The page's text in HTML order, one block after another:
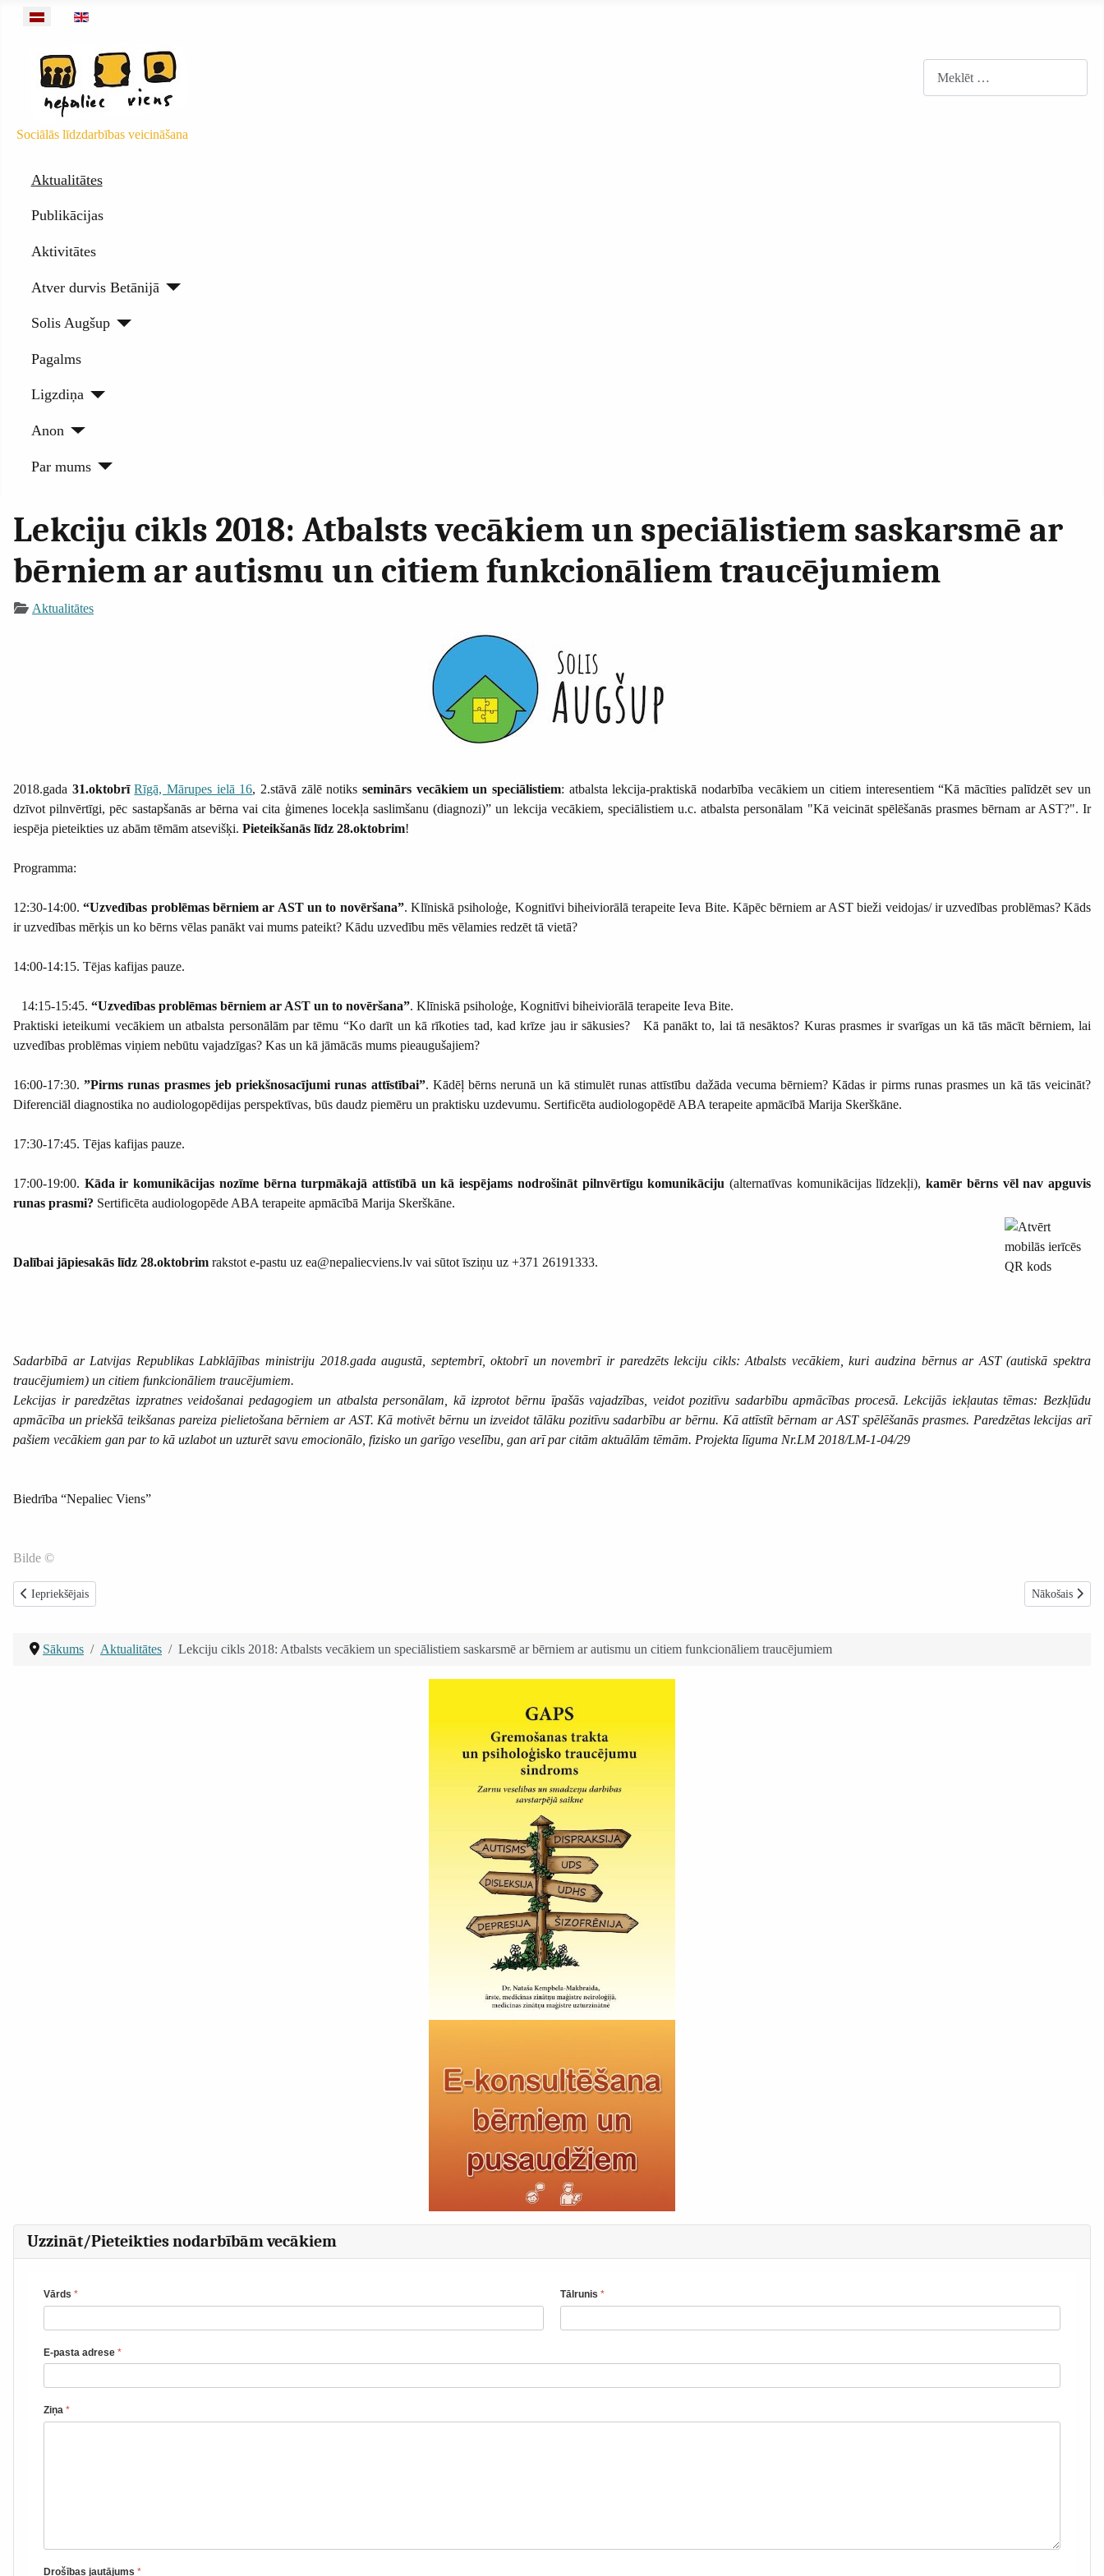
Izvēlieties valodu
Sociālās līdzdarbības veicināšana
Aktualitātes
Publikācijas
Aktivitātes
Atver durvis Betānijā
Solis Augšup
Pagalms
Ligzdiņa
Anon
Par mums
Lekciju cikls 2018: Atbalsts vecākiem un speciālistiem saskarsmē ar
bērniem ar autismu un citiem funkcionāliem traucējumiem
Aktualitātes
2018.gada 31.oktobrīRīgā, Mārupes ielā 16, 2.stāvā zālē notiksseminārs vecākiem un speciālistiem: atbalsta lekcija-praktiskā nodarbība vecākiem un citiem interesentiem “Kā mācīties palīdzēt sev un
dzīvot pilnvērtīgi, pēc sastapšanās ar bērna vai cita ģimenes locekļa saslimšanu (diagnozi)” un lekcija vecākiem, speciālistiem u.c. atbalsta personālam "Kā veicināt spēlēšanās prasmes bērnam ar AST?". Ir
iespēja pieteikties uz abām tēmām atsevišķi. Pieteikšanās līdz 28.oktobrim!
Programma:
12:30-14:00.“Uzvedības problēmas bērniem ar AST un to novēršana”. Klīniskā psiholoģe, Kognitīvi biheiviorālā terapeite Ieva Bite. Kāpēc bērniem ar AST bieži veidojas/ ir uzvedības problēmas? Kāds
ir uzvedības mērķis un ko bērns vēlas panākt vai mums pateikt? Kādu uzvedību mēs vēlamies redzēt tā vietā?
14:00-14:15. Tējas kafijas pauze.
14:15-15:45. “Uzvedības problēmas bērniem ar AST un to novēršana”. Klīniskā psiholoģe, Kognitīvi biheiviorālā terapeite Ieva Bite.
Praktiski ieteikumi vecākiem un atbalsta personālām par tēmu “Ko darīt un kā rīkoties tad, kad krīze jau ir sākusies? Kā panākt to, lai tā nesāktos? Kuras prasmes ir svarīgas un kā tās mācīt bērniem, lai
uzvedības problēmas viņiem nebūtu vajadzīgas? Kas un kā jāmācās mums pieaugušajiem?
16:00-17:30.”Pirms runas prasmes jeb priekšnosacījumi runas attīstībai”. Kādēļ bērns nerunā un kā stimulēt runas attīstību dažāda vecuma bērniem? Kādas ir pirms runas prasmes un kā tās veicināt?
Diferenciāl diagnostika no audiologopēdijas perspektīvas, būs daudz piemēru un praktisku uzdevumu. Sertificēta audiologopēdē ABA terapeite apmācībā Marija Skerškāne.
17:30-17:45. Tējas kafijas pauze.
17:00-19:00. Kāda ir komunikācijas nozīme bērna turpmākajā attīstībā un kā iespējams nodrošināt pilnvērtīgu komunikāciju (alternatīvas komunikācijas līdzekļi),kamēr bērns vēl nav apguvis
runas prasmi? Sertificēta audiologopēde ABA terapeite apmācībā Marija Skerškāne.
Dalībai jāpiesakās līdz 28.oktobrim rakstot e-pastu uz ea@nepaliecviens.lv vai sūtot īsziņu uz +371 26191333.
Sadarbībā ar Latvijas Republikas Labklājības ministriju 2018.gada augustā, septembrī, oktobrī un novembrī ir paredzēts lekciju cikls: Atbalsts vecākiem, kuri audzina bērnus ar AST (autiskā spektra
traucējumiem) un citiem funkcionāliem traucējumiem.
Lekcijas ir paredzētas izpratnes veidošanai pedagogiem un atbalsta personālam, kā izprotot bērnu īpašās vajadzības, veidot pozitīvu sadarbību apmācības procesā. Lekcijās iekļautas tēmas: Bezkļūdu
apmācība un priekšā teikšanas pareiza pielietošana bērniem ar AST. Kā motivēt bērnu un izveidot tālāku pozitīvu sadarbību ar bērnu. Kā attīstīt bērnam ar AST spēlēšanās prasmes. Paredzētas lekcijas arī
pašiem vecākiem gan par to kā uzlabot un uzturēt savu emocionālo, fizisko un garīgo veselību, gan arī par citām aktuālām tēmām. Projekta līguma Nr.LM 2018/LM-1-04/29
Biedrība “Nepaliec Viens”
Bilde ©
Iepriekšējais raksts: Pasaules Diabēta diena Rīgā 2018
Iepriekšējais Nākamais
Nākošais
Sākums Aktualitātes Lekciju cikls 2018: Atbalsts vecākiem un speciālistiem saskarsmē ar bērniem ar autismu un citiem funkcionāliem traucējumiem
Uzzināt/Pieteikties nodarbībām vecākiem
Vārds * Tālrunis *
E-pasta adrese *
Ziņa *
Drošības jautājums *